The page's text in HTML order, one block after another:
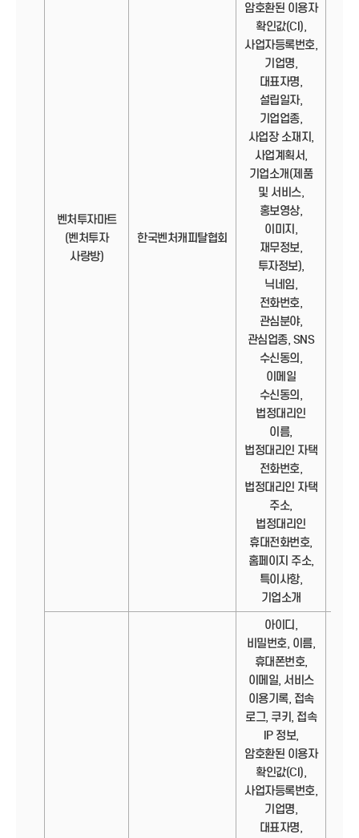
벤처투자마트
(벤처투자
사랑방)
한국벤처캐피탈협회
암호환된 이용자
확인값(CI),
사업자등록번호,
기업명,
대표자명,
설립일자,
기업업종,
사업장 소재지,
사업계획서,
기업소개(제품
및 서비스,
홍보영상,
이미지,
재무정보,
투자정보),
닉네임,
전화번호,
관심분야,
관심업종, SNS
수신동의,
이메일
수신동의,
법정대리인
이름,
법정대리인 자택
전화번호,
법정대리인 자택
주소,
법정대리인
휴대전화번호,
홈페이지 주소,
특이사항,
기업소개
아이디,
비밀번호, 이름,
휴대폰번호,
이메일, 서비스
이용기록, 접속
로그, 쿠키, 접속
IP 정보,
암호환된 이용자
확인값(CI),
사업자등록번호,
기업명,
대표자명,